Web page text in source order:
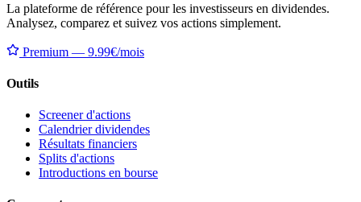
La plateforme de référence pour les investisseurs en dividendes.
Analysez, comparez et suivez vos actions simplement.
Premium — 9.99€/mois
Outils
Screener d'actions
Calendrier dividendes
Résultats financiers
Splits d'actions
Introductions en bourse